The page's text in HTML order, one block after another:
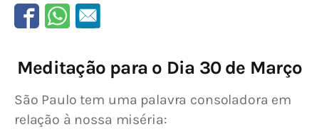
Meditação para o Dia 30 de Março
São Paulo tem uma palavra consoladora em
relação à nossa miséria: